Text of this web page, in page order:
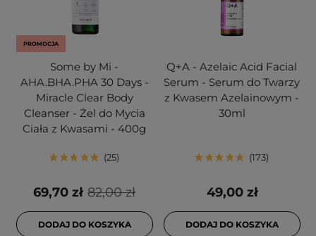
PROMOCJA
Some by Mi -
AHA.BHA.PHA 30 Days -
Miracle Clear Body
Cleanser - Żel do Mycia
Ciała z Kwasami - 400g
25
82,00 zł
69,70 zł
DODAJ DO KOSZYKA
Q+A - Azelaic Acid Facial
Serum - Serum do Twarzy
z Kwasem Azelainowym -
30ml
173
49,00 zł
DODAJ DO KOSZYKA